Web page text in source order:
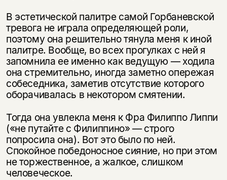
В эстетической палитре самой Горбаневской
тревога не играла определяю­щей роли,
поэтому она решительно тянула меня к иной
палитре. Вообще, во всех прогулках с ней я
запомнила ее именно как ведущую — ходила
она стре­мительно, иногда заметно опережая
собеседника, заметив отсутствие кото­рого
оборачивалась в некотором смятении.
Тогда она увлекла меня к Фра Филиппо Липпи
(«не путайте с Филиппино» — строго
попросила она). Вот это было по ней.
Спокойное победонос­ное сияние, но при этом
не торжественное, а жалкое, слишком
человеческое.